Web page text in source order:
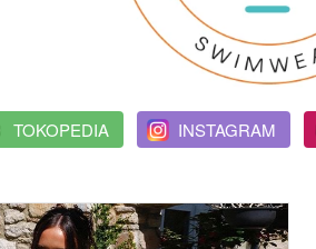
TOKOPEDIA ` INSTAGRAM